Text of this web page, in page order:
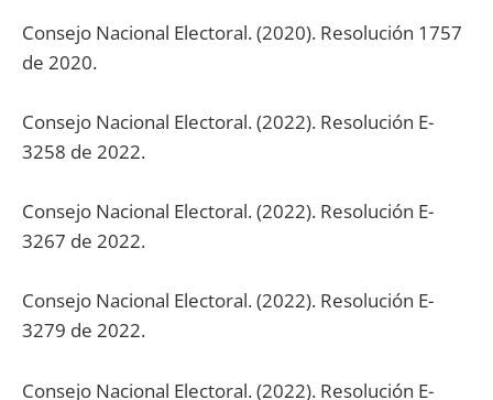
Consejo Nacional Electoral. (2020). Resolución 1757
de 2020.
Consejo Nacional Electoral. (2022). Resolución E-
3258 de 2022.
Consejo Nacional Electoral. (2022). Resolución E-
3267 de 2022.
Consejo Nacional Electoral. (2022). Resolución E-
3279 de 2022.
Consejo Nacional Electoral. (2022). Resolución E-